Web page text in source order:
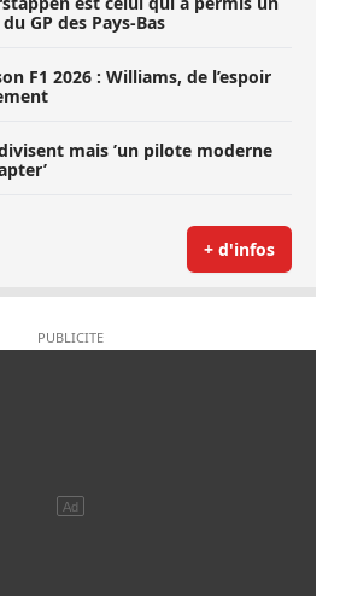
GP des Pays-Bas
F1 2026 : Williams, de l’espoir
mais ’un pilote moderne
+ d'infos